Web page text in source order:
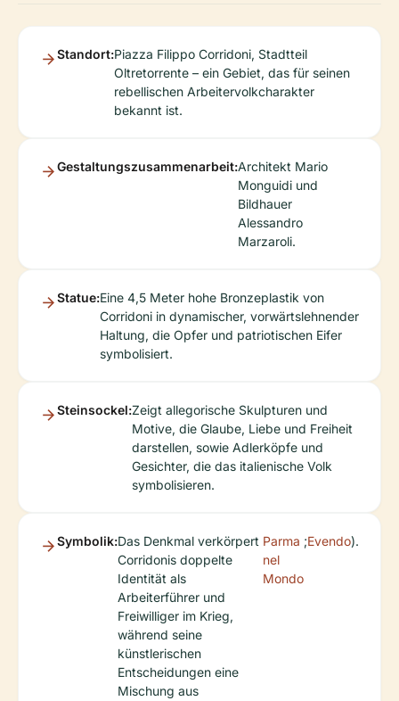
Standort:Piazza Filippo Corridoni, Stadtteil
Oltretorrente – ein Gebiet, das für seinen
rebellischen Arbeitervolkcharakter
bekannt ist.
Gestaltungszusammenarbeit:Architekt Mario
Monguidi und
Bildhauer
Alessandro
Marzaroli.
Statue:Eine 4,5 Meter hohe Bronzeplastik von
Corridoni in dynamischer, vorwärtslehnender
Haltung, die Opfer und patriotischen Eifer
symbolisiert.
Steinsockel:Zeigt allegorische Skulpturen und
Motive, die Glaube, Liebe und Freiheit
darstellen, sowie Adlerköpfe und
Gesichter, die das italienische Volk
symbolisieren.
Symbolik:Das Denkmal verkörpert
Corridonis doppelte
Identität als
Arbeiterführer und
Freiwilliger im Krieg,
während seine
künstlerischen
Entscheidungen eine
Mischung aus
Parma
nel
Mondo
;Evendo).